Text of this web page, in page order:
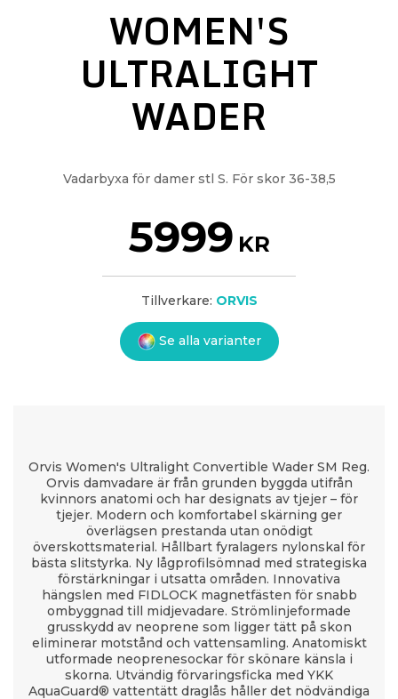
WOMEN'S
ULTRALIGHT
WADER
Vadarbyxa för damer stl S. För skor 36-38,5
5999 KR
Tillverkare: ORVIS
Se alla varianter
Orvis Women's Ultralight Convertible Wader SM Reg.
Orvis damvadare är från grunden byggda utifrån
kvinnors anatomi och har designats av tjejer – för
tjejer. Modern och komfortabel skärning ger
överlägsen prestanda utan onödigt
överskottsmaterial. Hållbart fyralagers nylonskal för
bästa slitstyrka. Ny lågprofilsömnad med strategiska
förstärkningar i utsatta områden. Innovativa
hängslen med FIDLOCK magnetfästen för snabb
ombyggnad till midjevadare. Strömlinjeformade
grusskydd av neoprene som ligger tätt på skon
eliminerar motstånd och vattensamling. Anatomiskt
utformade neoprenesockar för skönare känsla i
skorna. Utvändig förvaringsficka med YKK
AquaGuard® vattentätt draglås håller det nödvändiga